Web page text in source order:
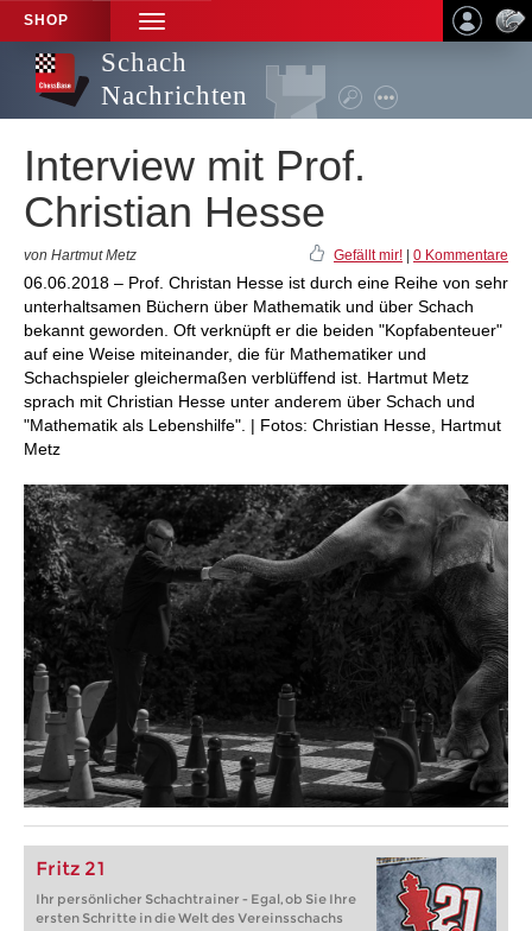
SHOP
TOGGLE
NAVIGATION
Schach
Nachrichten
Interview mit Prof.
Christian Hesse
von Hartmut Metz Gefällt mir! 0 Kommentare
06.06.2018 – Prof. Christan Hesse ist durch eine Reihe von sehr
unterhaltsamen Büchern über Mathematik und über Schach
bekannt geworden. Oft verknüpft er die beiden "Kopfabenteuer"
auf eine Weise miteinander, die für Mathematiker und
Schachspieler gleichermaßen verblüffend ist. Hartmut Metz
sprach mit Christian Hesse unter anderem über Schach und
"Mathematik als Lebenshilfe". | Fotos: Christian Hesse, Hartmut
Metz
Fritz 21
Ihr persönlicher Schachtrainer - Egal, ob Sie Ihre
ersten Schritte in die Welt des Vereinsschachs